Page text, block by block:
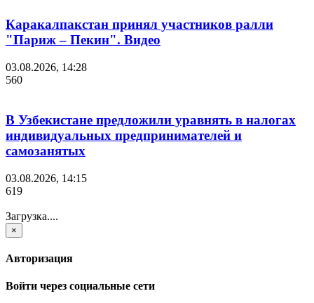
Каракалпакстан принял участников ралли
"Париж – Пекин". Видео
03.08.2026, 14:28
560
В Узбекистане предложили уравнять в налогах
индивидуальных предпринимателей и
самозанятых
03.08.2026, 14:15
619
Загрузка....
×
Авторизация
Войти через социальные сети